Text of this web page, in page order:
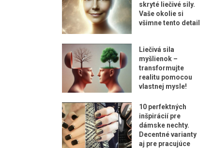
skryté liečivé sily.
Vaše okolie si
všimne tento detail
Liečivá sila
myšlienok –
transformujte
realitu pomocou
vlastnej mysle!
10 perfektných
inšpirácií pre
dámske nechty.
Decentné varianty
aj pre pracujúce